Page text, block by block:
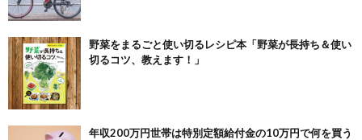
野菜をまるごと使い切るレシピ本「野菜が長持ち＆使い
切るコツ、教えます！」
年収200万円世帯は特別定額給付金の10万円で何を買う